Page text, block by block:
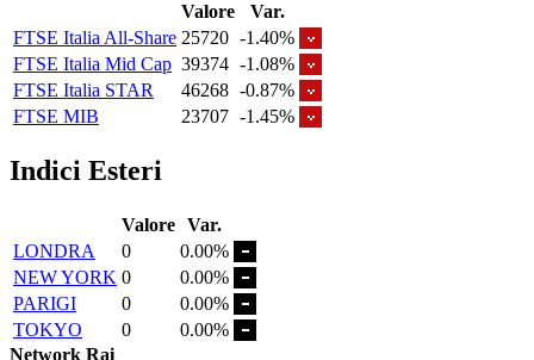
Valore
Var.
FTSE Italia All-Share 25720 -1.40%
FTSE Italia Mid Cap 39374 -1.08%
FTSE Italia STAR
46268 -0.87%
FTSE MIB
23707 -1.45%
Indici Esteri
Valore Var.
LONDRA
0
0.00%
NEW YORK 0
0.00%
PARIGI
0
0.00%
TOKYO
0
0.00%
Network Rai